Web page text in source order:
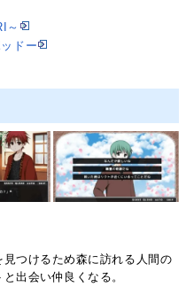
～
ドー
つけるため森に訪れる人間の
出会い仲良くなる。